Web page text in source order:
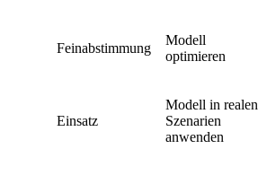
Feinabstimmung
Modell
optimieren
Einsatz
Modell in realen
Szenarien
anwenden